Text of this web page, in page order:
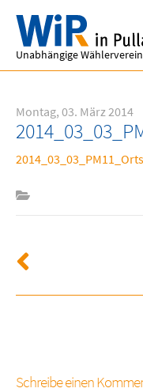
Unabhängige
Montag, 03. März 2014
Schreibe einen